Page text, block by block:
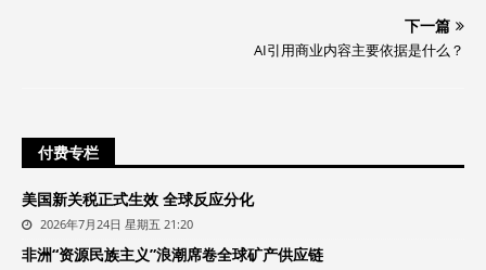
下一篇
AI引用商业内容主要依据是什么？
付费专栏
美国新关税正式生效 全球反应分化
2026年7月24日 星期五 21:20
非洲“资源民族主义”浪潮席卷全球矿产供应链